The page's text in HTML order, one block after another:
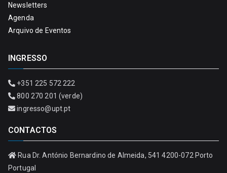
Newsletters
Agenda
Arquivo de Eventos
INGRESSO
+351 225 572 222
800 270 201 (verde)
ingresso@upt.pt
CONTACTOS
Rua Dr. António Bernardino de Almeida, 541 4200-072 Porto
Portugal